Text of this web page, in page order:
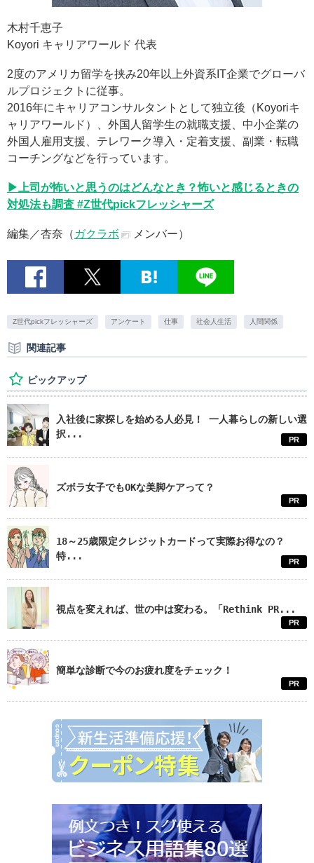
木村千恵子
Koyori キャリアワールド 代表
2度のアメリカ留学を挟み20年以上外資系IT企業でグローバ
ルプロジェクトに従事。
2016年にキャリアコンサルタントとして独立後（Koyoriキ
ャリアワールド）、外国人留学生の就職支援、中小企業の
外国人雇用支援、テレワーク導入・定着支援、副業・転職
コーチングなどを行っています。
▶上司が怖いと思うのはどんなとき？怖いと感じるときの
対処法も調査 #Z世代pickフレッシャーズ
編集／杏奈（ ガクラボ メンバー）
Z世代pickフレッシャーズ アンケート 仕事 社会人生活 人間関係
関連記事
ピックアップ
入社後に家探しを始める人必見！ 一人暮らしの新しい選
択...
PR
ズボラ女子でもOKな美脚ケアって？
PR
18～25歳限定クレジットカードって実際お得なの？
特...
PR
視点を変えれば、世の中は変わる。「Rethink PR...
PR
簡単な診断で今のお疲れ度をチェック！
PR